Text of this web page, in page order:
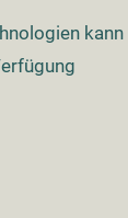
kann